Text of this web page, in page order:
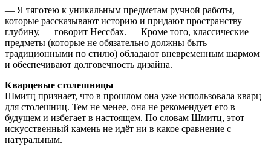
— Я тяготею к уникальным предметам ручной работы,
которые рассказывают историю и придают пространству
глубину, — говорит Нессбах. — Кроме того, классические
предметы (которые не обязательно должны быть
традиционными по стилю) обладают вневременным шармом
и обеспечивают долговечность дизайна.
Кварцевые столешницы
Шмитц признает, что в прошлом она уже использовала кварц
для столешниц. Тем не менее, она не рекомендует его в
будущем и избегает в настоящем. По словам Шмитц, этот
искусственный камень не идёт ни в какое сравнение с
натуральным.